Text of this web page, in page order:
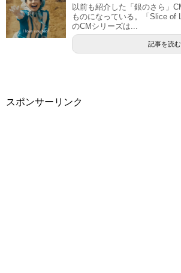
以前も紹介した「銀のさら」
ものになっている。「Slice of
のCMシリーズは...
記事を読む
スポンサーリンク